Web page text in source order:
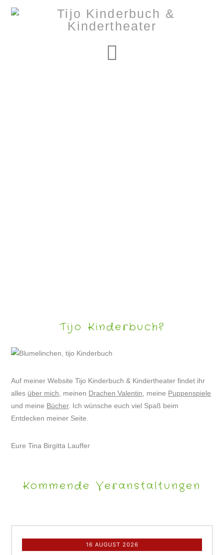
Tijo Kinderbuch?
Auf meiner Website Tijo Kinderbuch & Kindertheater findet ihr
alles über mich , meinen Drachen Valentin , meine Puppenspiele
und meine Bücher. Ich wünsche euch viel Spaß beim
Entdecken meiner Seite.
Eure Tina Birgitta Lauffer
Kommende Veranstaltungen
16 AUGUST 2026